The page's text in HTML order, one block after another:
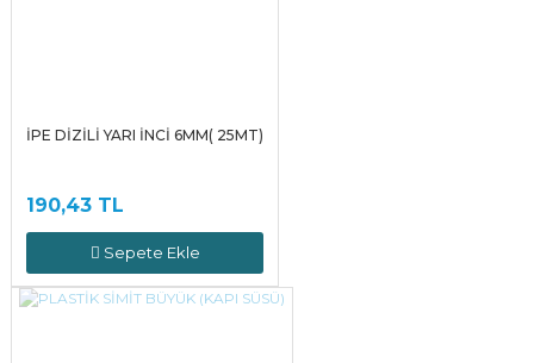
İPE DİZİLİ YARI İNCİ 6MM( 25MT)
190,43 TL
Sepete Ekle